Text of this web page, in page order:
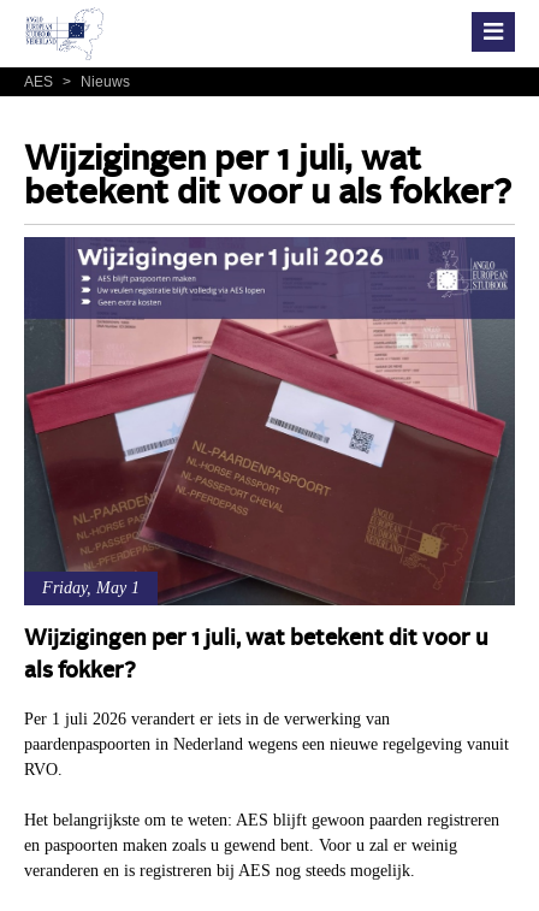
AES > Nieuws
Wijzigingen per 1 juli, wat
betekent dit voor u als fokker?
Friday, May 1
Wijzigingen per 1 juli, wat betekent dit voor u
als fokker?
Per 1 juli 2026 verandert er iets in de verwerking van
paardenpaspoorten in Nederland wegens een nieuwe regelgeving vanuit
RVO.
Het belangrijkste om te weten: AES blijft gewoon paarden registreren
en paspoorten maken zoals u gewend bent. Voor u zal er weinig
veranderen en is registreren bij AES nog steeds mogelijk.